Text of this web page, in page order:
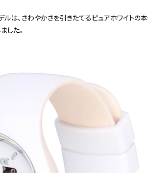
は、さわやかさを引きたてるピュアホワイトの本
した。